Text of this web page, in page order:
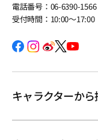
電話番号：06-6390-1566
受付時間：10:00～17:00
キャラクターから